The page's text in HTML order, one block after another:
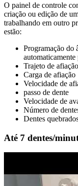
O painel de controle
criação ou edição de
trabalhando em outro
estão:
Programação do
Trajeto de afiação
Carga de afiação
Velocidade de
passo de dente
Velocidade de
Número de
Dentes
Até 7 dentes/